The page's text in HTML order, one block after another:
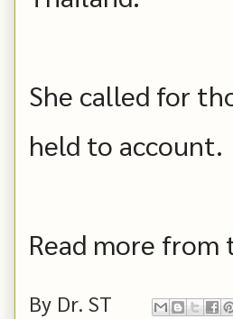
She called for
held to account.
Read more from
By Dr. ST